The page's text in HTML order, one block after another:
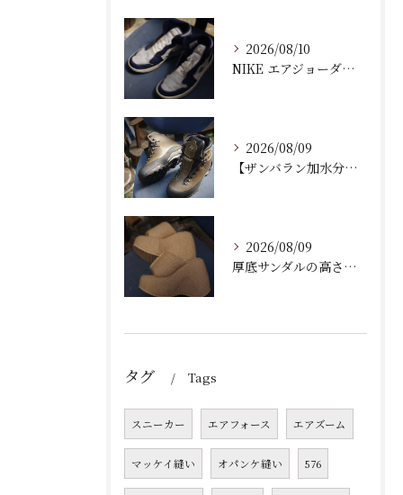
2026/08/10
NIKE エアジョーダン ゴルフシューズのソール剥がれ修理｜オパンケ縫い補強で再発を防ぐプロの技
2026/08/09
【ザンバラン加水分解】ボロボロになった登山靴をVibram1136でオールソール交換修理！
2026/08/09
厚底サンダルの高さを低く加工・調整！ソール交換で歩きやすくカスタムする靴修理のプロの技
タグ Tags
スニーカー エアフォース エアズーム
マッケイ縫い オパンケ縫い 576